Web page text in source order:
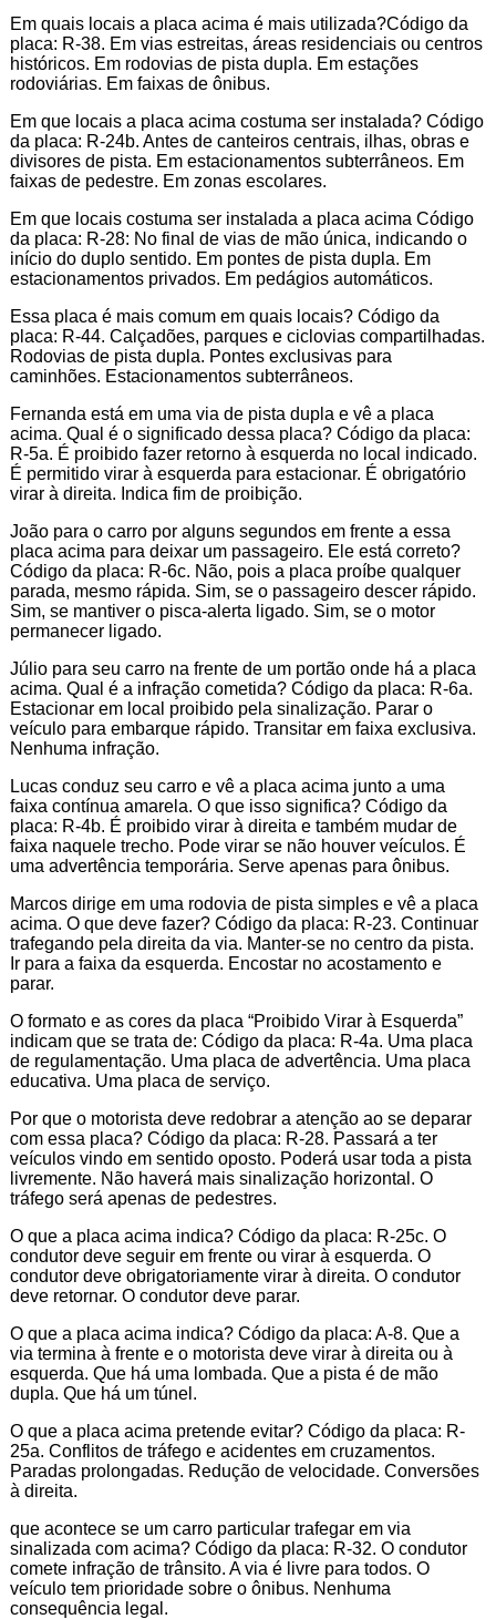
Em quais locais a placa acima é mais utilizada?Código da
placa: R-38. Em vias estreitas, áreas residenciais ou centros
históricos. Em rodovias de pista dupla. Em estações
rodoviárias. Em faixas de ônibus.
Em que locais a placa acima costuma ser instalada? Código
da placa: R-24b. Antes de canteiros centrais, ilhas, obras e
divisores de pista. Em estacionamentos subterrâneos. Em
faixas de pedestre. Em zonas escolares.
Em que locais costuma ser instalada a placa acima Código
da placa: R-28: No final de vias de mão única, indicando o
início do duplo sentido. Em pontes de pista dupla. Em
estacionamentos privados. Em pedágios automáticos.
Essa placa é mais comum em quais locais? Código da
placa: R-44. Calçadões, parques e ciclovias compartilhadas.
Rodovias de pista dupla. Pontes exclusivas para
caminhões. Estacionamentos subterrâneos.
Fernanda está em uma via de pista dupla e vê a placa
acima. Qual é o significado dessa placa? Código da placa:
R-5a. É proibido fazer retorno à esquerda no local indicado.
É permitido virar à esquerda para estacionar. É obrigatório
virar à direita. Indica fim de proibição.
João para o carro por alguns segundos em frente a essa
placa acima para deixar um passageiro. Ele está correto?
Código da placa: R-6c. Não, pois a placa proíbe qualquer
parada, mesmo rápida. Sim, se o passageiro descer rápido.
Sim, se mantiver o pisca-alerta ligado. Sim, se o motor
permanecer ligado.
Júlio para seu carro na frente de um portão onde há a placa
acima. Qual é a infração cometida? Código da placa: R-6a.
Estacionar em local proibido pela sinalização. Parar o
veículo para embarque rápido. Transitar em faixa exclusiva.
Nenhuma infração.
Lucas conduz seu carro e vê a placa acima junto a uma
faixa contínua amarela. O que isso significa? Código da
placa: R-4b. É proibido virar à direita e também mudar de
faixa naquele trecho. Pode virar se não houver veículos. É
uma advertência temporária. Serve apenas para ônibus.
Marcos dirige em uma rodovia de pista simples e vê a placa
acima. O que deve fazer? Código da placa: R-23. Continuar
trafegando pela direita da via. Manter-se no centro da pista.
Ir para a faixa da esquerda. Encostar no acostamento e
parar.
O formato e as cores da placa “Proibido Virar à Esquerda”
indicam que se trata de: Código da placa: R-4a. Uma placa
de regulamentação. Uma placa de advertência. Uma placa
educativa. Uma placa de serviço.
Por que o motorista deve redobrar a atenção ao se deparar
com essa placa? Código da placa: R-28. Passará a ter
veículos vindo em sentido oposto. Poderá usar toda a pista
livremente. Não haverá mais sinalização horizontal. O
tráfego será apenas de pedestres.
O que a placa acima indica? Código da placa: R-25c. O
condutor deve seguir em frente ou virar à esquerda. O
condutor deve obrigatoriamente virar à direita. O condutor
deve retornar. O condutor deve parar.
O que a placa acima indica? Código da placa: A-8. Que a
via termina à frente e o motorista deve virar à direita ou à
esquerda. Que há uma lombada. Que a pista é de mão
dupla. Que há um túnel.
O que a placa acima pretende evitar? Código da placa: R-
25a. Conflitos de tráfego e acidentes em cruzamentos.
Paradas prolongadas. Redução de velocidade. Conversões
à direita.
que acontece se um carro particular trafegar em via
sinalizada com acima? Código da placa: R-32. O condutor
comete infração de trânsito. A via é livre para todos. O
veículo tem prioridade sobre o ônibus. Nenhuma
consequência legal.